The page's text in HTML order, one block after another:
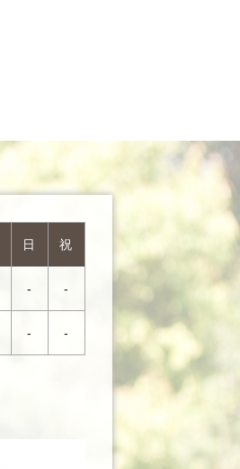
日 祝
- -
- -